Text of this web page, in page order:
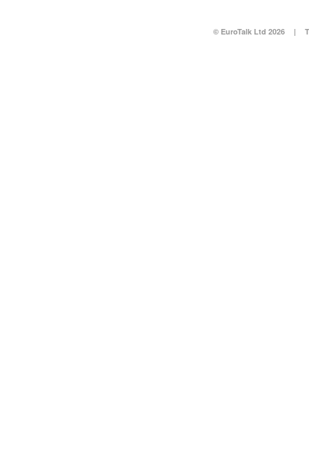
© EuroTalk Ltd 2026 |